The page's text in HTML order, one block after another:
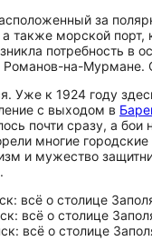
за
морской порт,
потребность в
Романов-на-
Уже к 1924 году
с выходом в
почти сразу, а
многие
и мужество